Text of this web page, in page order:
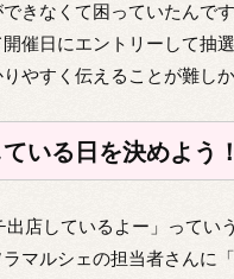
きなくて困っていたんで
催日にエントリーして抽
やすく伝えることが難しか
いる日を決めよう！
店しているよー」ってい
マルシェの担当者さんに